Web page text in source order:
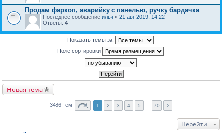
Продам фаркоп, аварийку с панелью, ручку бардачка
Последнее сообщение илья « 21 авг 2019, 14:22
Ответы: 4
Показать темы за:
Поле сортировки
Новая тема
3486 тем 1 2 3 4 5 70
Перейти